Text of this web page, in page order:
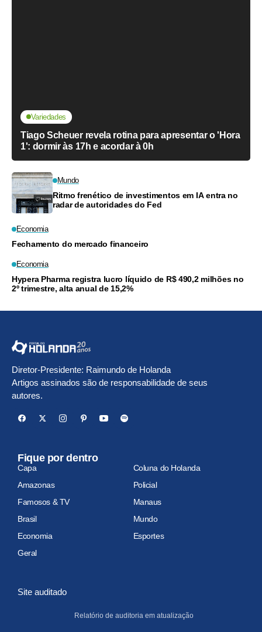
Variedades
Tiago Scheuer revela rotina para apresentar o 'Hora
1': dormir às 17h e acordar à 0h
Mundo
Ritmo frenético de investimentos em IA entra no
radar de autoridades do Fed
Economia
Fechamento do mercado financeiro
Economia
Hypera Pharma registra lucro líquido de R$ 490,2 milhões no
2º trimestre, alta anual de 15,2%
Diretor-Presidente: Raimundo de Holanda
Artigos assinados são de responsabilidade de seus
autores.
Fique por dentro
Capa
Coluna do Holanda
Amazonas
Policial
Famosos & TV
Manaus
Brasil
Mundo
Economia
Esportes
Geral
Site auditado
Relatório de auditoria em atualização